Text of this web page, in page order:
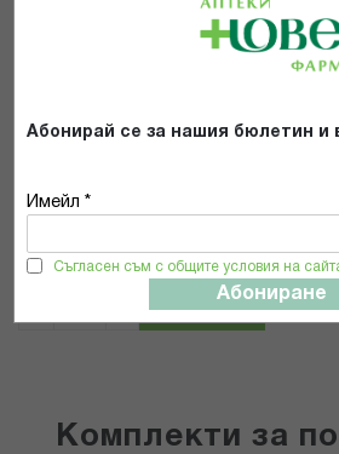
Абонирай се за нашия бюлетин и
Имейл *
Съгласен съм с общите условия на
Абониране
Популярни в тази
ЧИКО N0118.1 ПОЧИСТВАЩИ
КЪРПИЧКИ ЗА КЪРМАЧКИ Х 72
КУПИ
Комплекти за